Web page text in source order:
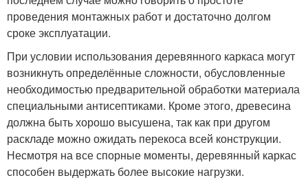
проведения монтажных работ и достаточно долгом
сроке эксплуатации.
При условии использования деревянного каркаса могут
возникнуть определённые сложности, обусловленные
необходимостью предварительной обработки материала
специальными антисептиками. Кроме этого, древесина
должна быть хорошо высушена, так как при другом
раскладе можно ожидать перекоса всей конструкции.
Несмотря на все спорные моменты, деревянный каркас
способен выдержать более высокие нагрузки.